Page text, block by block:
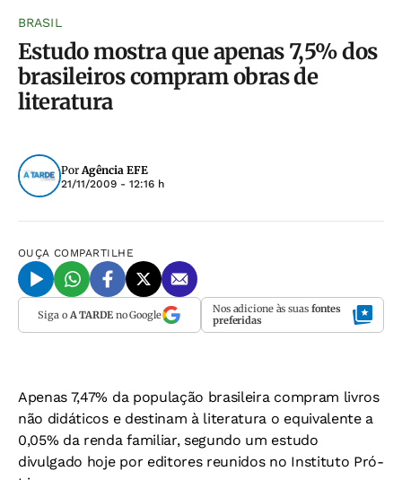
BRASIL
Estudo mostra que apenas 7,5% dos
brasileiros compram obras de
literatura
PorAgência EFE
21/11/2009 - 12:16 h
OUÇA COMPARTILHE
Siga o A TARDEno Google Nos adicione às suas fontes
preferidas
Apenas 7,47% da população brasileira compram livros
não didáticos e destinam à literatura o equivalente a
0,05% da renda familiar, segundo um estudo
divulgado hoje por editores reunidos no Instituto Pró-